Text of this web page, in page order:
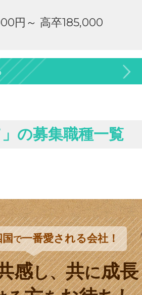
円～ 高卒185,000
」の募集職種一覧
国で一番愛される会社！
感し、共に成長